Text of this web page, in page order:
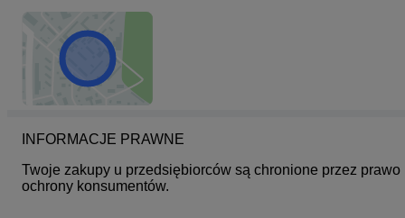
INFORMACJE PRAWNE
Twoje zakupy u przedsiębiorców są chronione przez prawo
ochrony konsumentów.